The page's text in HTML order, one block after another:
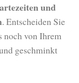
und
. Entscheiden Sie
noch von Ihrem
geschminkt